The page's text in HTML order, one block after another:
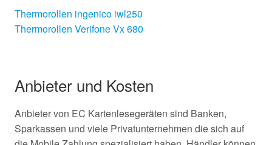
Thermorollen ingenico iwl250
Thermorollen Verifone Vx 680
Anbieter und Kosten
Anbieter von EC Kartenlesegeräten sind Banken,
Sparkassen und viele Privatunternehmen die sich auf